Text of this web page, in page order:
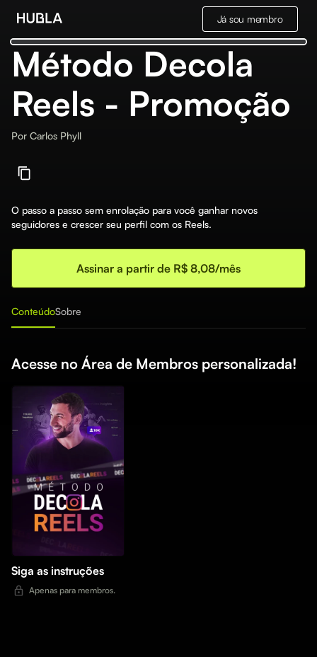
Já sou membro
Método Decola
Reels - Promoção
Por Carlos Phyll
O passo a passo sem enrolação para você ganhar novos
seguidores e crescer seu perfil com os Reels.
Assinar a partir de R$ 8,08/mês
ConteúdoSobre
Acesse no Área de Membros personalizada!
Siga as instruções
Apenas para membros.